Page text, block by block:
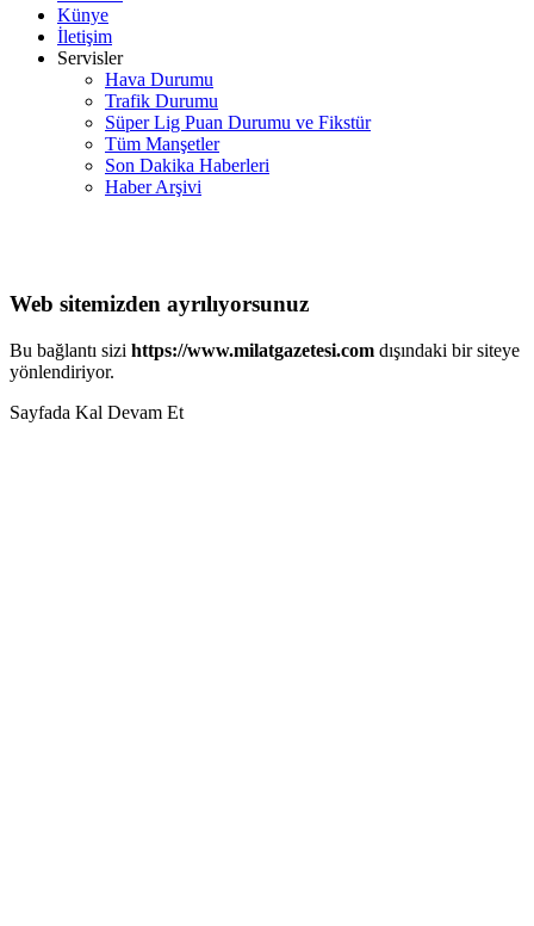
Künye
İletişim
Servisler
Hava Durumu
Trafik Durumu
Süper Lig Puan Durumu ve Fikstür
Tüm Manşetler
Son Dakika Haberleri
Haber Arşivi
Web sitemizden ayrılıyorsunuz
Bu bağlantı sizi https://www.milatgazetesi.com dışındaki bir siteye
yönlendiriyor.
Sayfada Kal Devam Et